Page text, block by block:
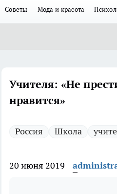
Советы Мода и красота
Учителя: «Не
нравится»
Россия Школа
20 июня 2019